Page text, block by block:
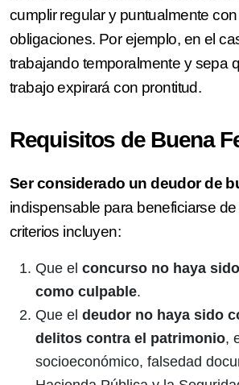
cumplir regular y puntualmente
obligaciones. Por ejemplo, en el
trabajando temporalmente y sepa
trabajo expirará con prontitud.
Requisitos de Buena
Ser considerado un deudor de
indispensable para beneficiarse
criterios incluyen:
Que el concurso no haya
como culpable.
Que el deudor no haya sido
delitos contra el patrimonio,
socioeconómico, falsedad